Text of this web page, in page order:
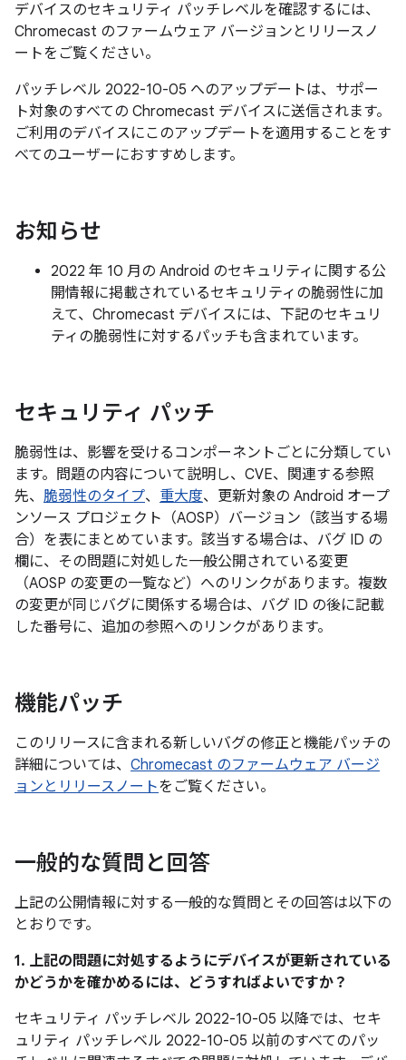
デバイスのセキュリティ パッチレベルを確認するには、
Chromecast のファームウェア バージョンとリリースノ
ートをご覧ください。
パッチレベル 2022-10-05 へのアップデートは、サポー
ト対象のすべての Chromecast デバイスに送信されます。
ご利用のデバイスにこのアップデートを適用することをす
べてのユーザーにおすすめします。
お知らせ
2022 年 10 月の Android のセキュリティに関する公
開情報に掲載されているセキュリティの脆弱性に加
えて、Chromecast デバイスには、下記のセキュリ
ティの脆弱性に対するパッチも含まれています。
セキュリティ パッチ
脆弱性は、影響を受けるコンポーネントごとに分類してい
ます。問題の内容について説明し、CVE、関連する参照
先、 脆弱性のタイプ、 重大度、更新対象の Android オープ
ンソース プロジェクト（AOSP）バージョン（該当する場
合）を表にまとめています。該当する場合は、バグ ID の
欄に、その問題に対処した一般公開されている変更
（AOSP の変更の一覧など）へのリンクがあります。複数
の変更が同じバグに関係する場合は、バグ ID の後に記載
した番号に、追加の参照へのリンクがあります。
機能パッチ
このリリースに含まれる新しいバグの修正と機能パッチの
詳細については、 Chromecast のファームウェア バージ
ョンとリリースノートをご覧ください。
一般的な質問と回答
上記の公開情報に対する一般的な質問とその回答は以下の
とおりです。
1. 上記の問題に対処するようにデバイスが更新されている
かどうかを確かめるには、どうすればよいですか？
セキュリティ パッチレベル 2022-10-05 以降では、セキ
ュリティ パッチレベル 2022-10-05 以前のすべてのパッ